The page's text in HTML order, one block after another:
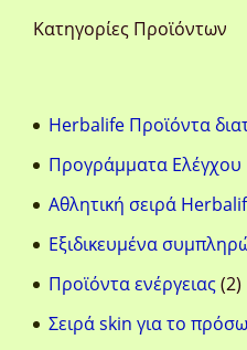
Κατηγορίες Προϊόντων
Herbalife Προϊόντα
Προγράμματα
Αθλητική σειρά
Eξιδικευμένα
Προϊόντα ενέργειας 22
Σειρά skin για το